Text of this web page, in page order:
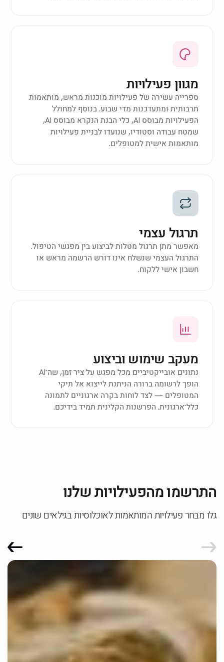
מגוון פעילויות
ספרייה עשירה של פעילויות מוכנות מראש, מותאמות
תרבותית ומתעדכנות מדי שבוע. בנוסף למחולל
הפעילויות מבוסס AI, כלי הבנת הנקרא מבוסס AI,
שמטח עבודה וסטודיו, שנועדו לבניית פעילויות
מותאמות אישית למטופלים.
תרגול עצמי
מאפשר מתן תרגול מטלות לביצוע בין מפגשי הטיפול.
התרגול העצמי שנשלח אינו דורש הרשמה מראש או
חשבון אישי ללקוח.
מעקב שימוש וביצוע
נתונים אובייקטיביים מכל מפגש על ציר זמן, שה־AI
הופך לרשומה ברורה הניתנת לייצוא אל תיקי
המטופלים — לצד לוחות בקרה ארגוניים לתמונה
כלל־ארגונית. הפרשנות הקלינית תמיד בידיכם.
התרשמו מהפעילויות שלנו
גלו מבחר פעילויות המותאמות לאוכלוסיות בגילאים שונים